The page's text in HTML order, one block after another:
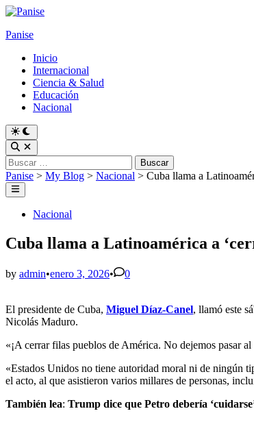
Skip
content
Panise
Inicio
Internacional
Ciencia & Salud
Educación
Nacional
Switch
to
dark
mode
Open
Search
Buscar:
Panise > My Blog > Nacional > Cuba llama a
Main
Menu
PostedNacional
Cuba llama a Latinoamérica a
by admin•enero 3, 2026• 0
El presidente de Cuba, Miguel Díaz-Canel, llamó este
Nicolás Maduro.
«¡A cerrar filas pueblos de América. No dejemos pasar
«Estados Unidos no tiene autoridad moral ni de ningún
el acto, al que asistieron varios millares de personas,
También lea: Trump dice que Petro debería